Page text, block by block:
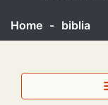
Home - biblia